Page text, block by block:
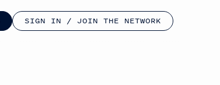
SIGN IN / JOIN THE NETWORK